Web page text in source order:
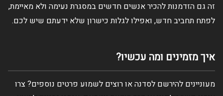
זה גם הזדמנות להכיר אנשים חדשים במסגרת נעימה ולא מאיימת,
לפתח תחביב חדש, ואפילו לגלות כישרון שלא ידעתם שיש לכם.
איך מזמינים ומה עכשיו?
מעוניינים להירשם לסדנה או רוצים לשמוע פרטים נוספים? צרו